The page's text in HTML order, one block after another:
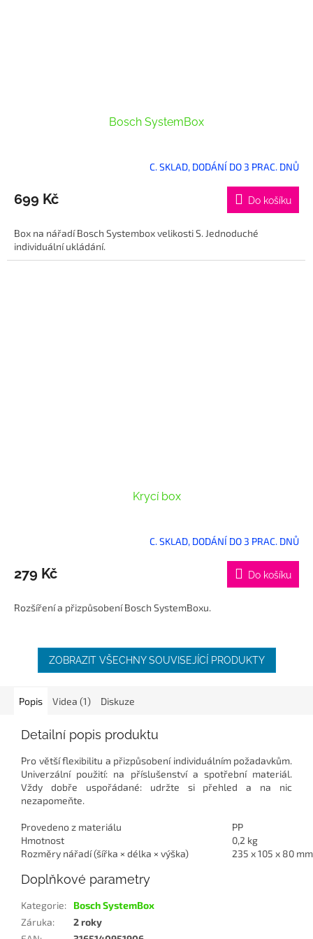
Bosch SystemBox
C. SKLAD, DODÁNÍ DO 3 PRAC. DNŮ
699 Kč Do košíku
Box na nářadí Bosch Systembox velikosti S. Jednoduché
individuální ukládání.
Krycí box
C. SKLAD, DODÁNÍ DO 3 PRAC. DNŮ
279 Kč Do košíku
Rozšíření a přizpůsobení Bosch SystemBoxu.
ZOBRAZIT VŠECHNY SOUVISEJÍCÍ PRODUKTY
Popis Videa (1) Diskuze
Detailní popis produktu
Pro větší flexibilitu a přizpůsobení individuálním požadavkům.
Univerzální použití: na příslušenství a spotřební materiál.
Vždy dobře uspořádané: udržte si přehled a na nic
nezapomeňte.
Provedeno z materiálu
PP
Hmotnost
0,2 kg
Rozměry nářadí (šířka × délka × výška)
235 x 105 x 80 mm
Doplňkové parametry
Kategorie:
Bosch SystemBox
Záruka:
2 roky